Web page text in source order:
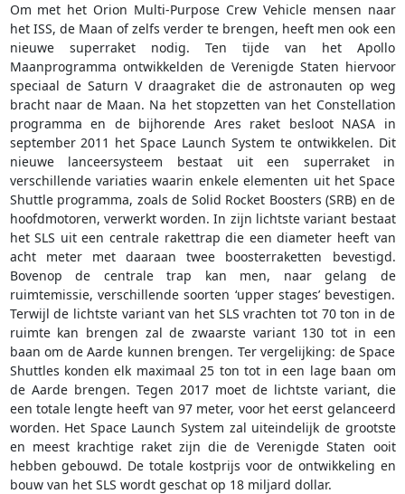
Om met het Orion Multi-Purpose Crew Vehicle mensen naar
het ISS, de Maan of zelfs verder te brengen, heeft men ook een
nieuwe superraket nodig. Ten tijde van het Apollo
Maanprogramma ontwikkelden de Verenigde Staten hiervoor
speciaal de Saturn V draagraket die de astronauten op weg
bracht naar de Maan. Na het stopzetten van het Constellation
programma en de bijhorende Ares raket besloot NASA in
september 2011 het Space Launch System te ontwikkelen. Dit
nieuwe lanceersysteem bestaat uit een superraket in
verschillende variaties waarin enkele elementen uit het Space
Shuttle programma, zoals de Solid Rocket Boosters (SRB) en de
hoofdmotoren, verwerkt worden. In zijn lichtste variant bestaat
het SLS uit een centrale rakettrap die een diameter heeft van
acht meter met daaraan twee boosterraketten bevestigd.
Bovenop de centrale trap kan men, naar gelang de
ruimtemissie, verschillende soorten ‘upper stages’ bevestigen.
Terwijl de lichtste variant van het SLS vrachten tot 70 ton in de
ruimte kan brengen zal de zwaarste variant 130 tot in een
baan om de Aarde kunnen brengen. Ter vergelijking: de Space
Shuttles konden elk maximaal 25 ton tot in een lage baan om
de Aarde brengen. Tegen 2017 moet de lichtste variant, die
een totale lengte heeft van 97 meter, voor het eerst gelanceerd
worden. Het Space Launch System zal uiteindelijk de grootste
en meest krachtige raket zijn die de Verenigde Staten ooit
hebben gebouwd. De totale kostprijs voor de ontwikkeling en
bouw van het SLS wordt geschat op 18 miljard dollar.